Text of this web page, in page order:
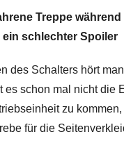
Treppe
ein schlechter Spoiler
des Schalters hört
es schon mal nicht die
zu
für die